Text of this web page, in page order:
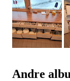
Andre